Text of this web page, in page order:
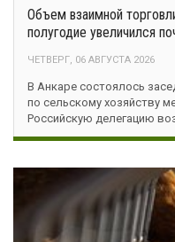
Объем взаимной
полугодие увеличился
ЧЕТВЕРГ, 06 АВГУСТА 2026
В Анкаре состоялось
по сельскому хозяйству
Российскую делегацию